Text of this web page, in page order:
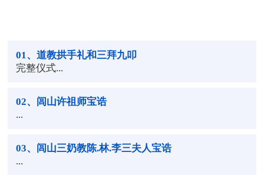
01 、道教拱手礼和三拜九叩
完整仪式...
02、闾山许祖师宝诰
...
03、闾山三奶教陈.林.李三夫人宝诰
...